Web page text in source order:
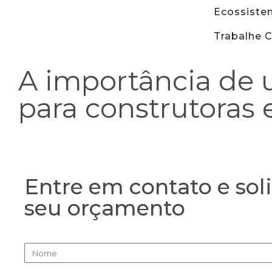
Trabalhe
A importância de
para construtoras
Entre em contato e
seu orçamento